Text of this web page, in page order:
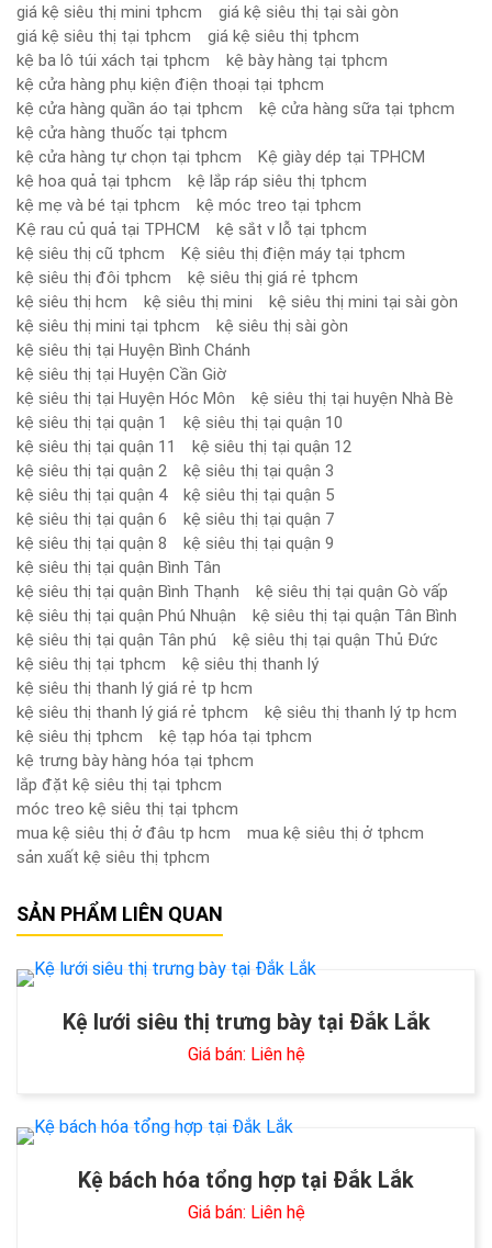
giá kệ siêu thị mini tphcm
giá kệ siêu thị tại sài gòn
giá kệ siêu thị tại tphcm
giá kệ siêu thị tphcm
kệ ba lô túi xách tại tphcm
kệ bày hàng tại tphcm
kệ cửa hàng phụ kiện điện thoại tại tphcm
kệ cửa hàng quần áo tại tphcm
kệ cửa hàng sữa tại tphcm
kệ cửa hàng thuốc tại tphcm
kệ cửa hàng tự chọn tại tphcm
Kệ giày dép tại TPHCM
kệ hoa quả tại tphcm
kệ lắp ráp siêu thị tphcm
kệ mẹ và bé tại tphcm
kệ móc treo tại tphcm
Kệ rau củ quả tại TPHCM
kệ sắt v lỗ tại tphcm
kệ siêu thị cũ tphcm
Kệ siêu thị điện máy tại tphcm
kệ siêu thị đôi tphcm
kệ siêu thị giá rẻ tphcm
kệ siêu thị hcm
kệ siêu thị mini
kệ siêu thị mini tại sài gòn
kệ siêu thị mini tại tphcm
kệ siêu thị sài gòn
kệ siêu thị tại Huyện Bình Chánh
kệ siêu thị tại Huyện Cần Giờ
kệ siêu thị tại Huyện Hóc Môn
kệ siêu thị tại huyện Nhà Bè
kệ siêu thị tại quận 1
kệ siêu thị tại quận 10
kệ siêu thị tại quận 11
kệ siêu thị tại quận 12
kệ siêu thị tại quận 2
kệ siêu thị tại quận 3
kệ siêu thị tại quận 4
kệ siêu thị tại quận 5
kệ siêu thị tại quận 6
kệ siêu thị tại quận 7
kệ siêu thị tại quận 8
kệ siêu thị tại quận 9
kệ siêu thị tại quận Bình Tân
kệ siêu thị tại quận Bình Thạnh
kệ siêu thị tại quận Gò vấp
kệ siêu thị tại quận Phú Nhuận
kệ siêu thị tại quận Tân Bình
kệ siêu thị tại quận Tân phú
kệ siêu thị tại quận Thủ Đức
kệ siêu thị tại tphcm
kệ siêu thị thanh lý
kệ siêu thị thanh lý giá rẻ tp hcm
kệ siêu thị thanh lý giá rẻ tphcm
kệ siêu thị thanh lý tp hcm
kệ siêu thị tphcm
kệ tạp hóa tại tphcm
kệ trưng bày hàng hóa tại tphcm
lắp đặt kệ siêu thị tại tphcm
móc treo kệ siêu thị tại tphcm
mua kệ siêu thị ở đâu tp hcm
mua kệ siêu thị ở tphcm
sản xuất kệ siêu thị tphcm
SẢN PHẨM LIÊN QUAN
Kệ lưới siêu thị trưng bày tại Đắk Lắk
Giá bán: Liên hệ
Kệ bách hóa tổng hợp tại Đắk Lắk
Giá bán: Liên hệ